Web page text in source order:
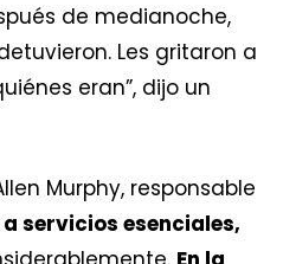
de medianoche,
Les gritaron a
eran”, dijo un
Murphy, responsable
servicios esenciales,